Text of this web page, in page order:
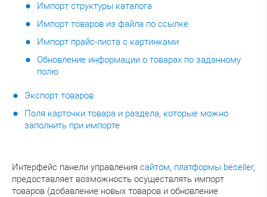
Импорт структуры каталога
Импорт товаров из файла по ссылке
Импорт прайс-листа с картинками
Обновление информации о товарах по заданному
полю
Экспорт товаров
Поля карточки товара и раздела, которые можно
заполнить при импорте
Интерфейс панели управления сайтом, платформы beseller,
предоставляет возможность осуществлять импорт
товаров (добавление новых товаров и обновление